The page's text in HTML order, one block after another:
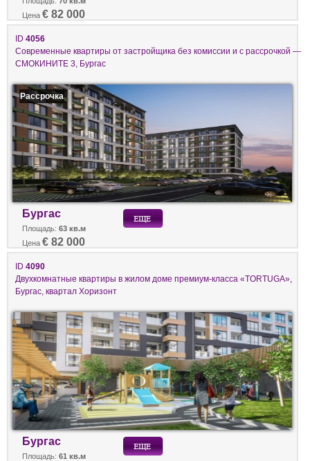
Цена € 82 000
ID 4056
Современные квартиры от застройщика без комиссии и с рассрочкой —
СМОКИНИТЕ 3, Бургас
Рассрочка
Бургас
Площадь: 63 кв.м
Цена € 82 000
ID 4090
Двухкомнатные квартиры в жилом доме премиум-класса «TORTUGA»,
Бургас, квартал Хоризонт
Бургас
Площадь: 61 кв.м